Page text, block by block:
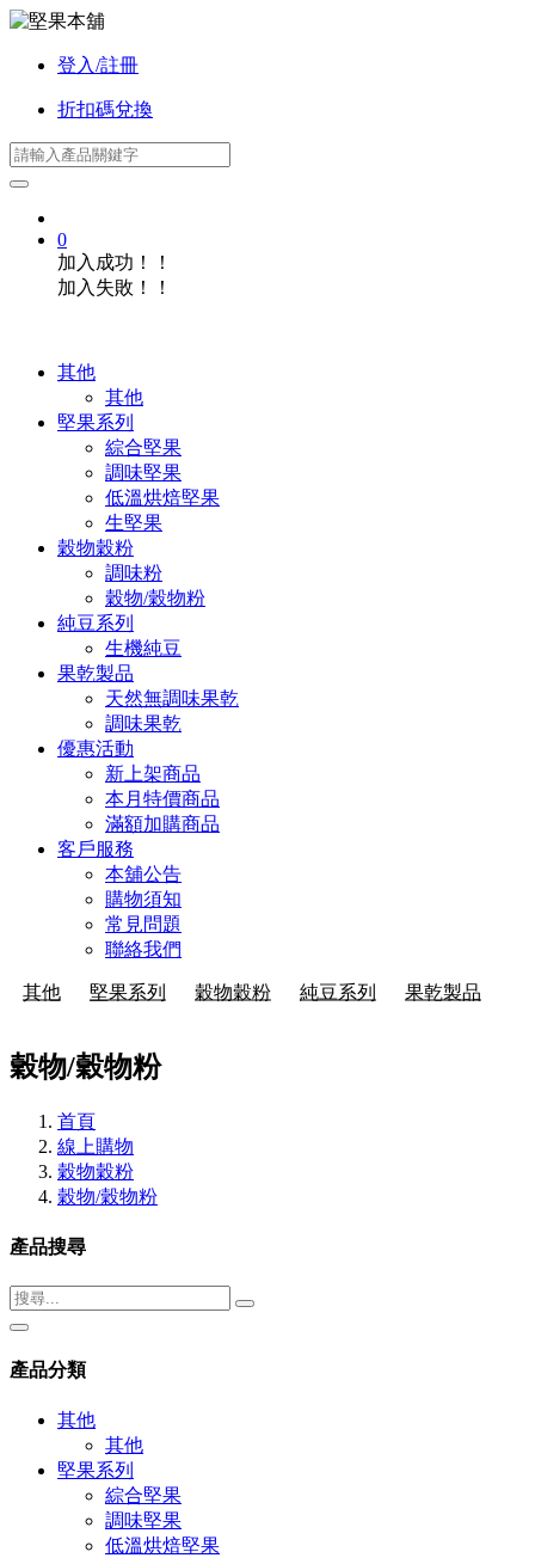
登入/註冊
折扣碼兌換
0
加入成功！！
加入失敗！！
其他
其他
堅果系列
綜合堅果
調味堅果
低溫烘焙堅果
生堅果
穀物穀粉
調味粉
穀物/穀物粉
純豆系列
生機純豆
果乾製品
天然無調味果乾
調味果乾
優惠活動
新上架商品
本月特價商品
滿額加購商品
客戶服務
本舖公告
購物須知
常見問題
聯絡我們
其他 堅果系列 穀物穀粉 純豆系列 果乾製品
穀物/穀物粉
首頁
線上購物
穀物穀粉
穀物/穀物粉
產品搜尋
產品分類
其他
其他
堅果系列
綜合堅果
調味堅果
低溫烘焙堅果